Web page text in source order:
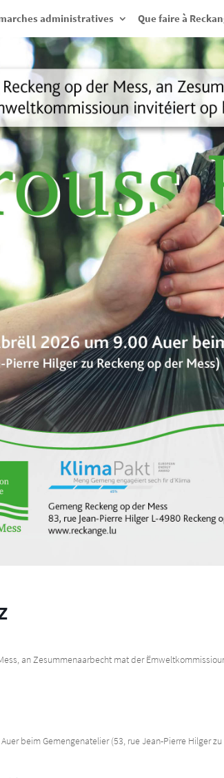
administratives Que faire à
an Zesummenaarbecht mat der
beim Gemengenatelier (53, rue Jean-Pierre Hilger